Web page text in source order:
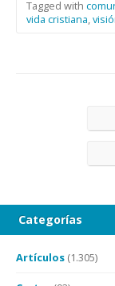
Tagged with
vida cristiana,
Categorías
Artículos (1.305)